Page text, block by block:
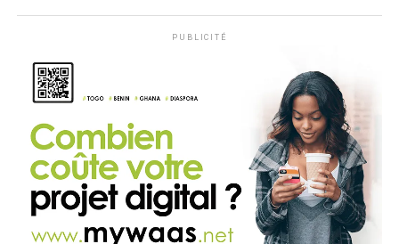
PUBLICITÉ